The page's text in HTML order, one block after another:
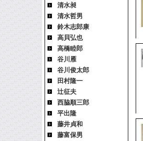
清水昶
清水哲男
鈴木志郎康
高貝弘也
高橋睦郎
谷川雁
谷川俊太郎
田村隆一
辻征夫
西脇順三郎
平出隆
藤井貞和
藤富保男